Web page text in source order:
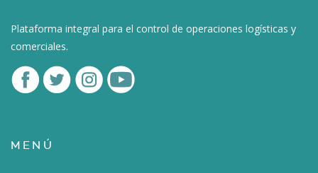
Plataforma integral para el control de operaciones logísticas y
comerciales.
MENÚ